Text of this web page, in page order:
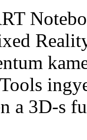
a 3D-s